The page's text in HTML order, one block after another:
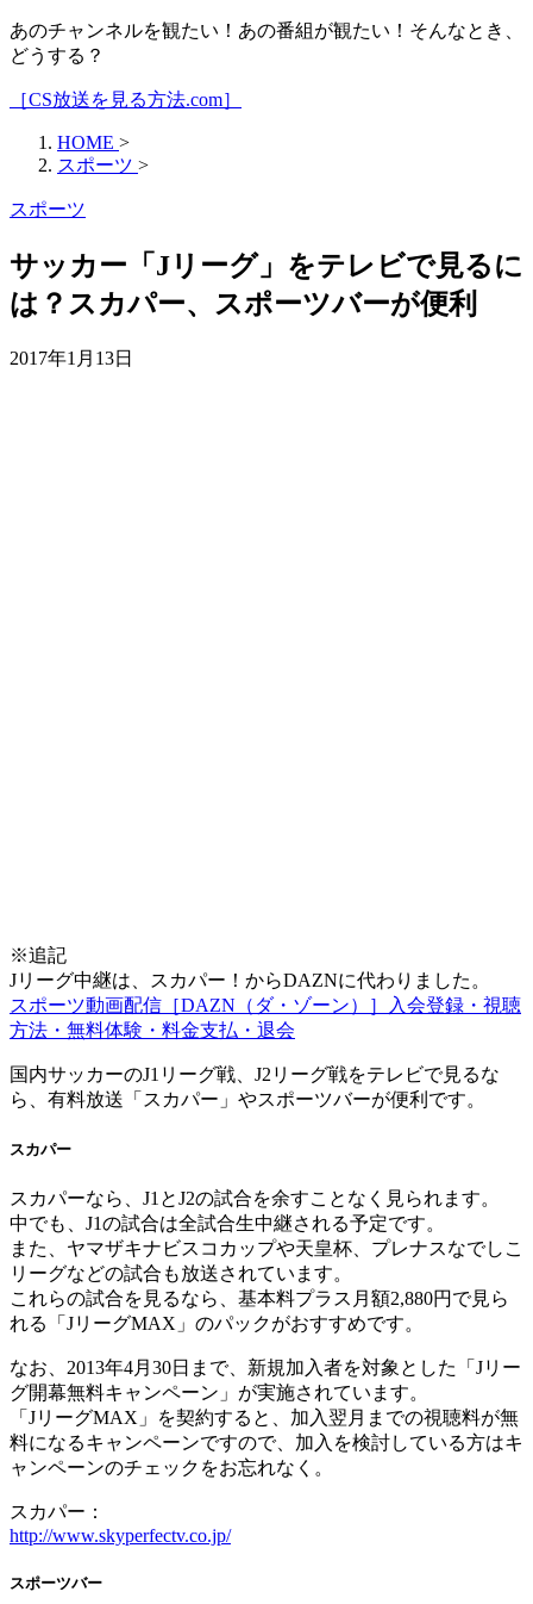
あのチャンネルを観たい！あの番組が観たい！そんなとき、
どうする？
［CS放送を見る方法.com］
HOME >
スポーツ >
スポーツ
サッカー「Jリーグ」をテレビで見るに
は？スカパー、スポーツバーが便利
2017年1月13日
※追記
Jリーグ中継は、スカパー！からDAZNに代わりました。
スポーツ動画配信［DAZN（ダ・ゾーン）］入会登録・視聴
方法・無料体験・料金支払・退会
国内サッカーのJ1リーグ戦、J2リーグ戦をテレビで見るな
ら、有料放送「スカパー」やスポーツバーが便利です。
スカパー
スカパーなら、J1とJ2の試合を余すことなく見られます。
中でも、J1の試合は全試合生中継される予定です。
また、ヤマザキナビスコカップや天皇杯、プレナスなでしこ
リーグなどの試合も放送されています。
これらの試合を見るなら、基本料プラス月額2,880円で見ら
れる「JリーグMAX」のパックがおすすめです。
なお、2013年4月30日まで、新規加入者を対象とした「Jリー
グ開幕無料キャンペーン」が実施されています。
「JリーグMAX」を契約すると、加入翌月までの視聴料が無
料になるキャンペーンですので、加入を検討している方はキ
ャンペーンのチェックをお忘れなく。
スカパー：
http://www.skyperfectv.co.jp/
スポーツバー